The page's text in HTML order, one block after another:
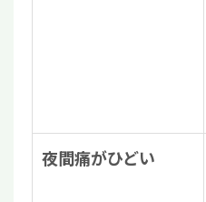
夜間痛がひどい